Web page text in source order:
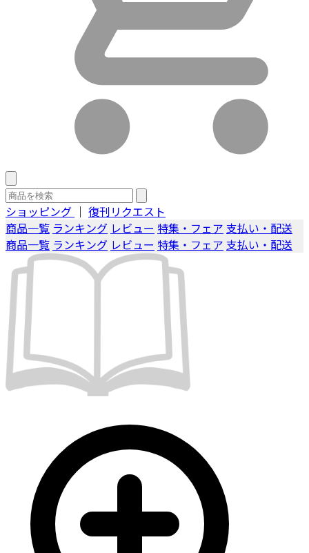
ショッピング ｜ 復刊リクエスト
商品一覧 ランキング レビュー 特集・フェア 支払い・配送
商品一覧 ランキング レビュー 特集・フェア 支払い・配送